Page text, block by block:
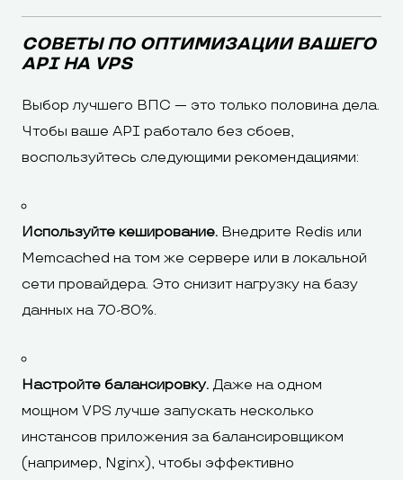
СОВЕТЫ ПО ОПТИМИЗАЦИИ ВАШЕГО
API НА VPS
Выбор лучшего ВПС — это только половина дела.
Чтобы ваше API работало без сбоев,
воспользуйтесь следующими рекомендациями:
Используйте кеширование. Внедрите Redis или
Memcached на том же сервере или в локальной
сети провайдера. Это снизит нагрузку на базу
данных на 70-80%.
Настройте балансировку. Даже на одном
мощном VPS лучше запускать несколько
инстансов приложения за балансировщиком
(например, Nginx), чтобы эффективно